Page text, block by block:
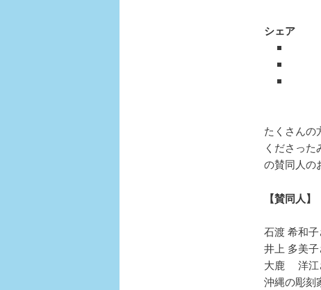
シェア
たくさんの
くださっ
の賛同人の
【賛同人】
石渡 希和
井上 多美
大鹿 洋江
沖縄の彫刻